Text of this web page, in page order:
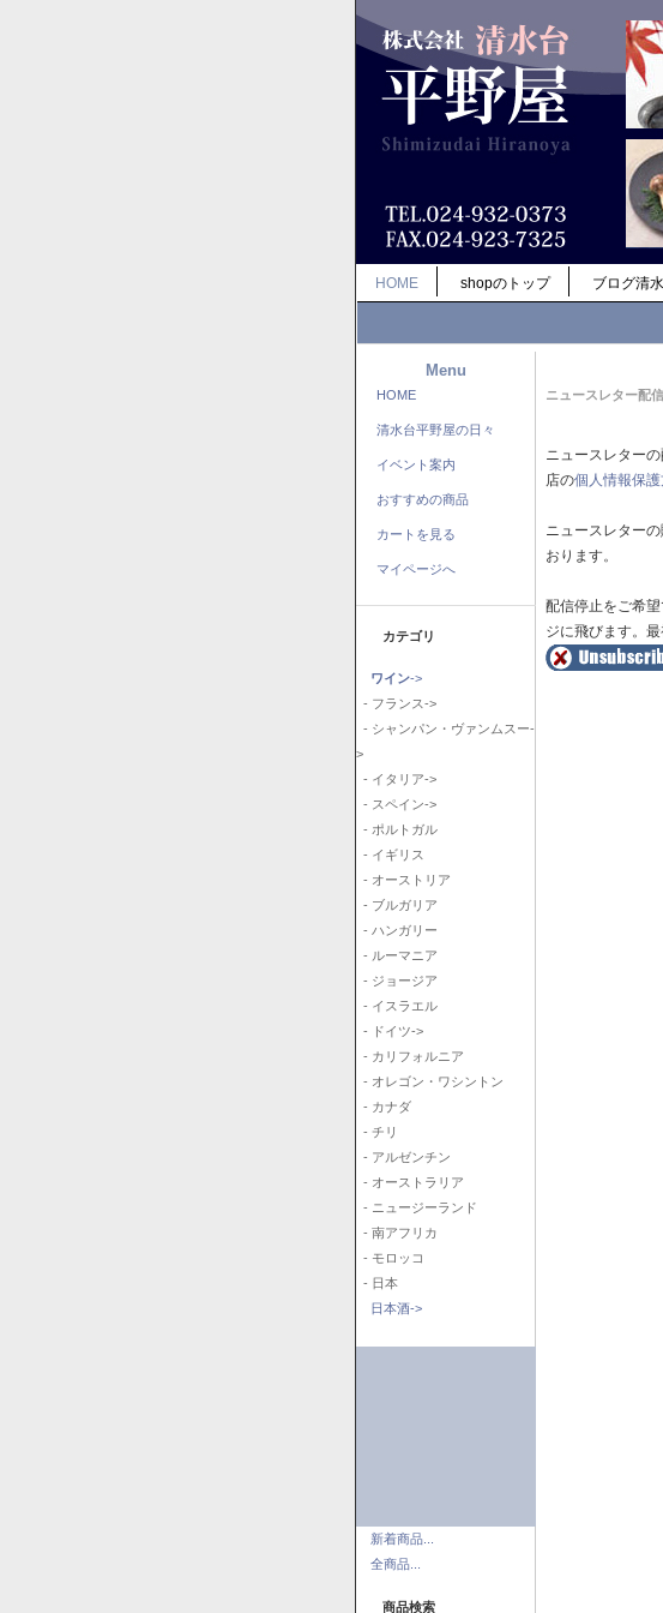
HOME shopのトップ ブログ清
Menu
HOME
清水台平野屋の日々
イベント案内
おすすめの商品
カートを見る
マイページへ
カテゴリ
ワイン->
- フランス->
- シャンパン・ヴァンムスー-
>
- イタリア->
- スペイン->
- ポルトガル
- イギリス
- オーストリア
- ブルガリア
- ハンガリー
- ルーマニア
- ジョージア
- イスラエル
- ドイツ->
- カリフォルニア
- オレゴン・ワシントン
- カナダ
- チリ
- アルゼンチン
- オーストラリア
- ニュージーランド
- 南アフリカ
- モロッコ
- 日本
日本酒->
新着商品...
全商品...
商品検索
ニュースレター配
ニュースレター
店の個人情報保
ニュースレター
おります。
配信停止をご希
ジに飛びます。